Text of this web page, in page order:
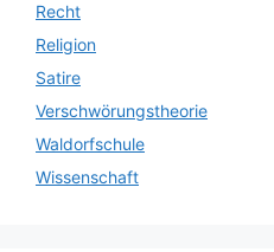
Recht
Religion
Satire
Verschwörungstheorie
Waldorfschule
Wissenschaft